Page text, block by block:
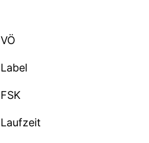
VÖ
Label
FSK
Laufzeit